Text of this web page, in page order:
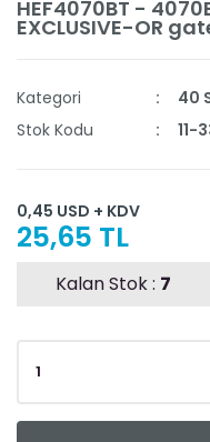
HEF4070BT -
EXCLUSIVE-OR
Kategori
40
Stok Kodu
11-
0,45 USD + KDV
25,65 TL
Kalan Stok : 7